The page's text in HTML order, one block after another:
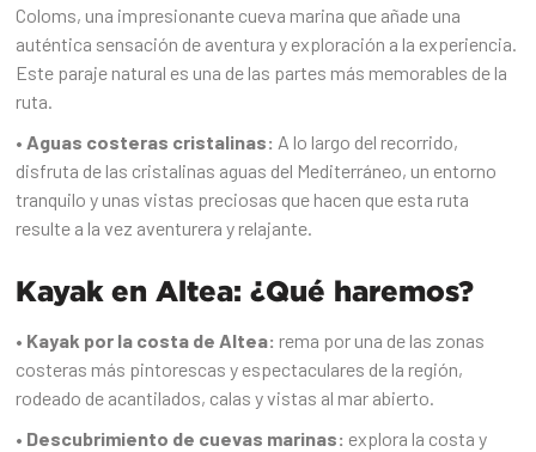
Coloms, una impresionante cueva marina que añade una
auténtica sensación de aventura y exploración a la experiencia.
Este paraje natural es una de las partes más memorables de la
ruta.
• Aguas costeras cristalinas: A lo largo del recorrido,
disfruta de las cristalinas aguas del Mediterráneo, un entorno
tranquilo y unas vistas preciosas que hacen que esta ruta
resulte a la vez aventurera y relajante.
Kayak en Altea: ¿Qué haremos?
• Kayak por la costa de Altea: rema por una de las zonas
costeras más pintorescas y espectaculares de la región,
rodeado de acantilados, calas y vistas al mar abierto.
• Descubrimiento de cuevas marinas: explora la costa y